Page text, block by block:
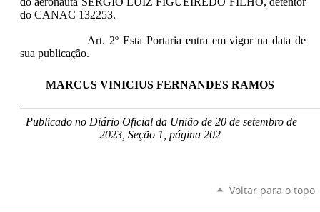
do CANAC 132253.
Art. 2º Esta Portaria entra em vigor na data de
sua publicação.
MARCUS VINICIUS FERNANDES RAMOS
Publicado no Diário Oficial da União de 20 de setembro de
2023, Seção 1, página 202
Voltar para o topo